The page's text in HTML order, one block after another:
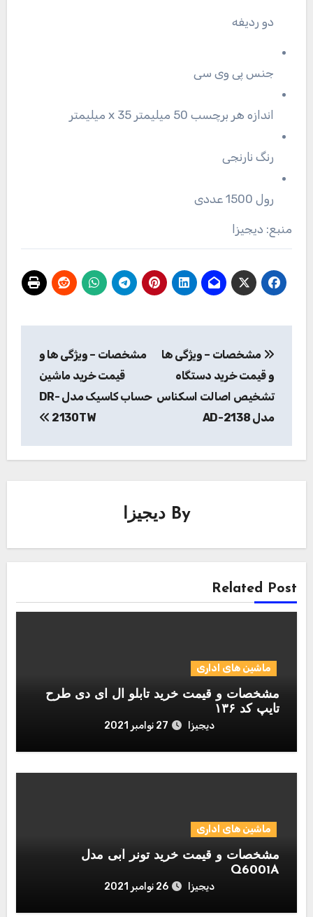
دو ردیفه
جنس پی وی سی
اندازه هر برچسب 50 میلیمتر x 35 میلیمتر
رنگ نارنجی
رول 1500 عددی
منبع: دیجیزا
نوشته
مشخصات – ویژگی ها
و قیمت خرید دستگاه
تشخیص اصالت اسکناس
مدل AD-2138
مشخصات – ویژگی ها و
قیمت خرید ماشین
حساب کاسیک مدل DR-
2130TW
By دیجیزا
Related Post
ماشین های اداری
مشخصات و قیمت خرید تابلو ال ای دی طرح
تایپ کد ۱۳۶
دیجیزا 27 نوامبر 2021
ماشین های اداری
مشخصات و قیمت خرید تونر آبی مدل
Q6001A
دیجیزا 26 نوامبر 2021